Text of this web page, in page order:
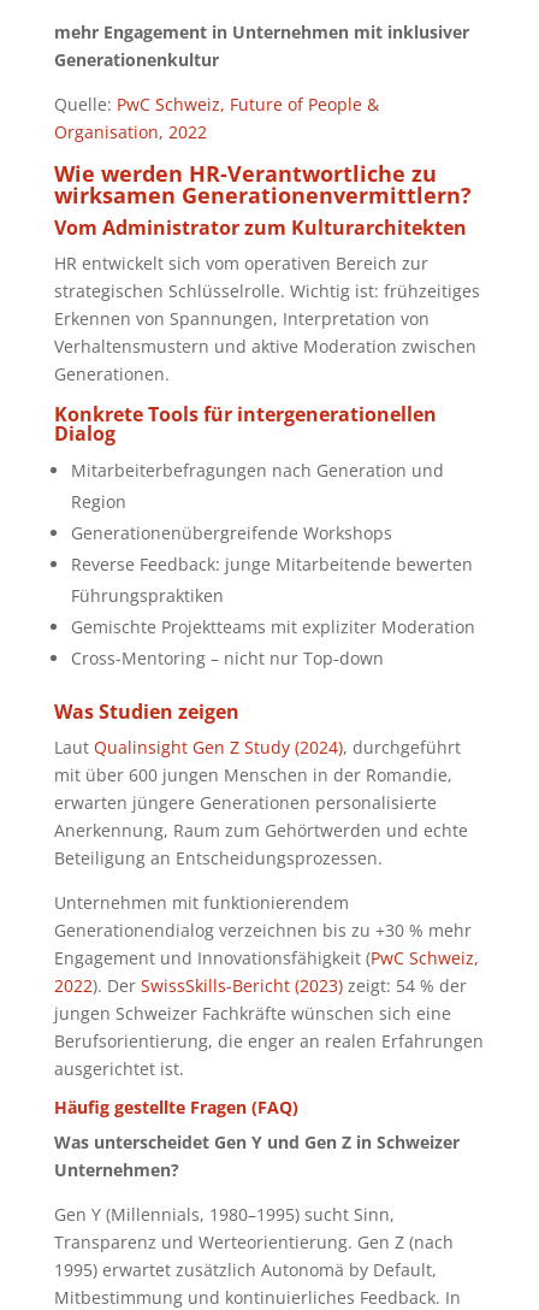
mehr Engagement in Unternehmen mit inklusiver
Generationenkultur
Quelle: PwC Schweiz, Future of People &
Organisation, 2022
Wie werden HR-Verantwortliche zu
wirksamen Generationenvermittlern?
Vom Administrator zum Kulturarchitekten
HR entwickelt sich vom operativen Bereich zur
strategischen Schlüsselrolle. Wichtig ist: frühzeitiges
Erkennen von Spannungen, Interpretation von
Verhaltensmustern und aktive Moderation zwischen
Generationen.
Konkrete Tools für intergenerationellen
Dialog
Mitarbeiterbefragungen nach Generation und
Region
Generationenübergreifende Workshops
Reverse Feedback: junge Mitarbeitende bewerten
Führungspraktiken
Gemischte Projektteams mit expliziter Moderation
Cross-Mentoring – nicht nur Top-down
Was Studien zeigen
Laut Qualinsight Gen Z Study (2024), durchgeführt
mit über 600 jungen Menschen in der Romandie,
erwarten jüngere Generationen personalisierte
Anerkennung, Raum zum Gehörtwerden und echte
Beteiligung an Entscheidungsprozessen.
Unternehmen mit funktionierendem
Generationendialog verzeichnen bis zu +30 % mehr
Engagement und Innovationsfähigkeit (PwC Schweiz,
2022). Der SwissSkills-Bericht (2023)zeigt: 54 % der
jungen Schweizer Fachkräfte wünschen sich eine
Berufsorientierung, die enger an realen Erfahrungen
ausgerichtet ist.
Häufig gestellte Fragen (FAQ)
Was unterscheidet Gen Y und Gen Z in Schweizer
Unternehmen?
Gen Y (Millennials, 1980–1995) sucht Sinn,
Transparenz und Werteorientierung. Gen Z (nach
1995) erwartet zusätzlich Autonomä by Default,
Mitbestimmung und kontinuierliches Feedback. In